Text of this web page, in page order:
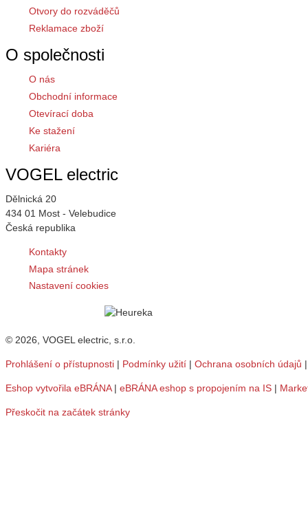
Otvory do rozváděčů
Reklamace zboží
O společnosti
O nás
Obchodní informace
Otevírací doba
Ke stažení
Kariéra
VOGEL electric
Dělnická 20
434 01 Most - Velebudice
Česká republika
Kontakty
Mapa stránek
Nastavení cookies
© 2026, VOGEL electric, s.r.o.
Prohlášení o přístupnosti | Podmínky užití | Ochrana osobních údajů
Eshop vytvořila eBRÁNA| eBRÁNA eshop s propojením na IS |
Přeskočit na začátek stránky